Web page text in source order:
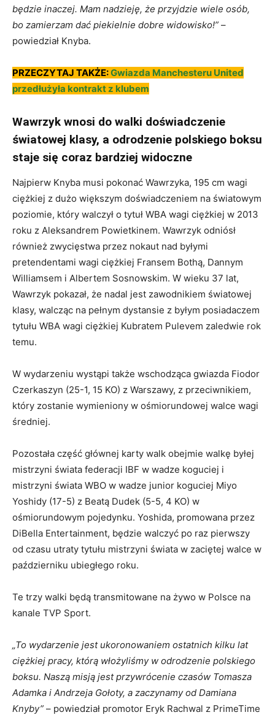
będzie inaczej. Mam nadzieję, że przyjdzie wiele osób,
bo zamierzam dać piekielnie dobre widowisko!” –
powiedział Knyba.
PRZECZYTAJ TAKŻE:Gwiazda Manchesteru United
przedłużyła kontrakt z klubem
Wawrzyk wnosi do walki doświadczenie
światowej klasy, a odrodzenie polskiego boksu
staje się coraz bardziej widoczne
Najpierw Knyba musi pokonać Wawrzyka, 195 cm wagi
ciężkiej z dużo większym doświadczeniem na światowym
poziomie, który walczył o tytuł WBA wagi ciężkiej w 2013
roku z Aleksandrem Powietkinem. Wawrzyk odniósł
również zwycięstwa przez nokaut nad byłymi
pretendentami wagi ciężkiej Fransem Bothą, Dannym
Williamsem i Albertem Sosnowskim. W wieku 37 lat,
Wawrzyk pokazał, że nadal jest zawodnikiem światowej
klasy, walcząc na pełnym dystansie z byłym posiadaczem
tytułu WBA wagi ciężkiej Kubratem Pulevem zaledwie rok
temu.
W wydarzeniu wystąpi także wschodząca gwiazda Fiodor
Czerkaszyn (25-1, 15 KO) z Warszawy, z przeciwnikiem,
który zostanie wymieniony w ośmiorundowej walce wagi
średniej.
Pozostała część głównej karty walk obejmie walkę byłej
mistrzyni świata federacji IBF w wadze koguciej i
mistrzyni świata WBO w wadze junior koguciej Miyo
Yoshidy (17-5) z Beatą Dudek (5-5, 4 KO) w
ośmiorundowym pojedynku. Yoshida, promowana przez
DiBella Entertainment, będzie walczyć po raz pierwszy
od czasu utraty tytułu mistrzyni świata w zaciętej walce w
październiku ubiegłego roku.
Te trzy walki będą transmitowane na żywo w Polsce na
kanale TVP Sport.
„To wydarzenie jest ukoronowaniem ostatnich kilku lat
ciężkiej pracy, którą włożyliśmy w odrodzenie polskiego
boksu. Naszą misją jest przywrócenie czasów Tomasza
Adamka i Andrzeja Gołoty, a zaczynamy od Damiana
Knyby” – powiedział promotor Eryk Rachwal z PrimeTime